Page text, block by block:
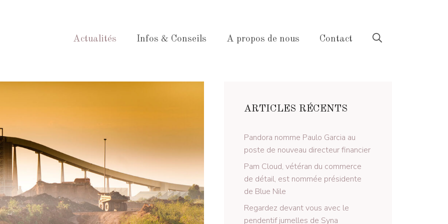
Actualités Infos & Conseils A propos de nous Contact
ARTICLES RÉCENTS
Pandora nomme Paulo Garcia au
poste de nouveau directeur financier
Pam Cloud, vétéran du commerce
de détail, est nommée présidente
de Blue Nile
Regardez devant vous avec le
pendentif jumelles de Syna